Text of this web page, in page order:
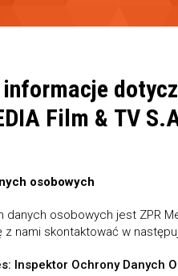
informacje
Film & TV
osobowych
osobowych jest ZPR
z nami skontaktować w
Inspektor Ochrony Danych